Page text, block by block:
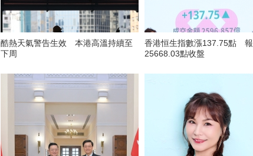
酷熱天氣警告生效 本港高溫持續至
下周
香港恒生指數漲137.75點 報
25668.03點收盤